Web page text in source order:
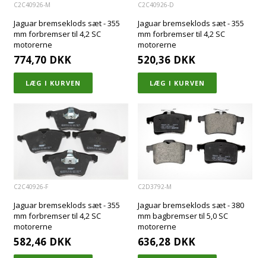
C2C40926-M
Jaguar bremseklods sæt - 355
mm forbremser til 4,2 SC
motorerne
774,70 DKK
C2C40926-D
Jaguar bremseklods sæt - 355
mm forbremser til 4,2 SC
motorerne
520,36 DKK
C2C40926-F
Jaguar bremseklods sæt - 355
mm forbremser til 4,2 SC
motorerne
582,46 DKK
C2D3792-M
Jaguar bremseklods sæt - 380
mm bagbremser til 5,0 SC
motorerne
636,28 DKK